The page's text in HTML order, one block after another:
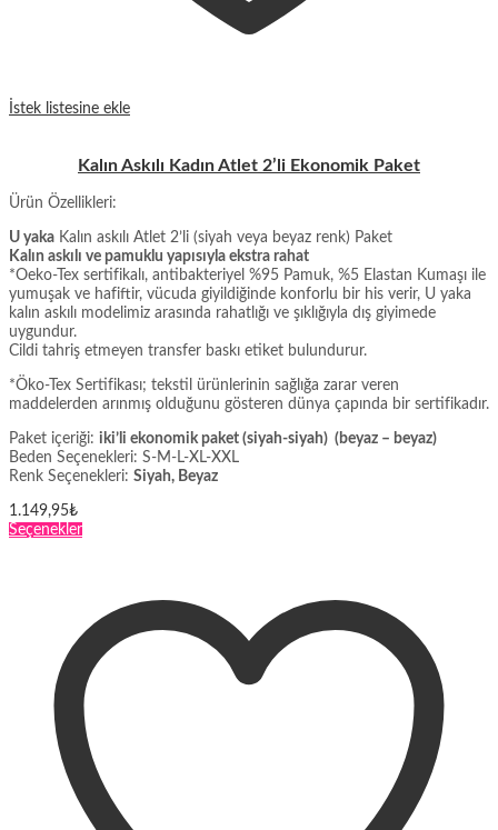
İstek listesine ekle
Kalın Askılı Kadın Atlet 2’li Ekonomik Paket
Ürün Özellikleri:
U yaka Kalın askılı Atlet 2’li (siyah veya beyaz renk) Paket
Kalın askılı ve pamuklu yapısıyla ekstra rahat
*Oeko-Tex sertifikalı, antibakteriyel %95 Pamuk, %5 Elastan Kumaşı ile
yumuşak ve hafiftir, vücuda giyildiğinde konforlu bir his verir, U yaka
kalın askılı modelimiz arasında rahatlığı ve şıklığıyla dış giyimede
uygundur.
Cildi tahriş etmeyen transfer baskı etiket bulundurur.
*Öko-Tex Sertifikası; tekstil ürünlerinin sağlığa zarar veren
maddelerden arınmış olduğunu gösteren dünya çapında bir sertifikadır.
Paket içeriği: iki’li ekonomik paket (siyah-siyah) (beyaz – beyaz)
Beden Seçenekleri: S-M-L-XL-XXL
Renk Seçenekleri: Siyah, Beyaz
1.149,95₺
SeçeneklerBu
varyasyonu
var.
Seçenekler
ürün
sayfasından
seçilebilir